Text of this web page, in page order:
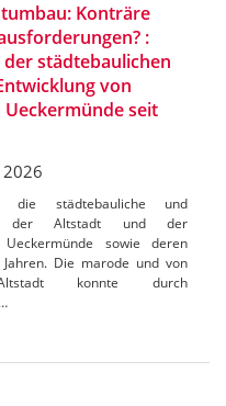
Konträre
:
der städtebaulichen
von
seit
die städtebauliche und
der Altstadt und der
sowie deren
Die marode und von
konnte durch